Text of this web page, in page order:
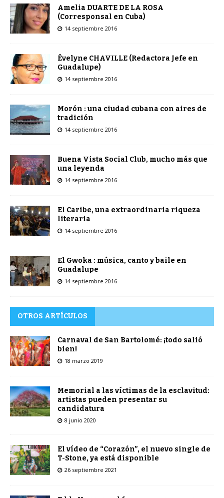
Amelia DUARTE DE LA ROSA
(Corresponsal en Cuba)
14 septiembre 2016
Évelyne CHAVILLE (Redactora Jefe en
Guadalupe)
14 septiembre 2016
Morón : una ciudad cubana con aires de
tradición
14 septiembre 2016
Buena Vista Social Club, mucho más que
una leyenda
14 septiembre 2016
El Caribe, una extraordinaria riqueza
literaria
14 septiembre 2016
El Gwoka : música, canto y baile en
Guadalupe
14 septiembre 2016
OTROS ARTÍCULOS
Carnaval de San Bartolomé: ¡todo salió
bien!
18 marzo 2019
Memorial a las víctimas de la esclavitud:
artistas pueden presentar su
candidatura
8 junio 2020
El vídeo de “Corazón”, el nuevo single de
T-Stone, ya está disponible
26 septiembre 2021